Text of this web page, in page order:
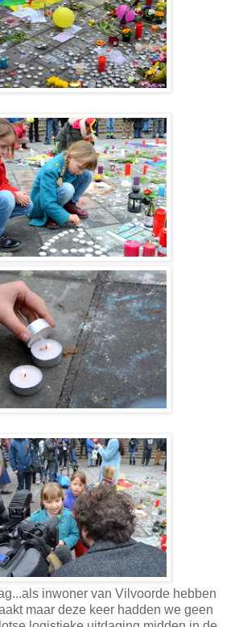
inwoner van Vilvoorde hebben
maar deze keer hadden we geen